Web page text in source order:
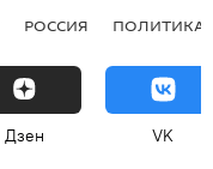
РОССИЯ ПОЛИТИКА
Дзен VK